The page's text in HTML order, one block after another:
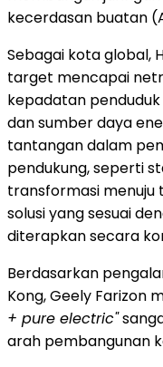
kecerdasan buatan
Sebagai kota global,
target mencapai
kepadatan
dan sumber daya
tantangan dalam
pendukung, seperti
transformasi menuju
solusi yang sesuai
diterapkan secara
Berdasarkan
Kong, Geely Farizon
+ pure electric"
arah pembangunan